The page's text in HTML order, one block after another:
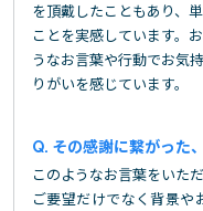
を頂戴したこともあり、
ことを実感しています。
うなお言葉や行動でお気
りがいを感じています。
その感謝に繋がった
このようなお言葉をいた
ご要望だけでなく背景